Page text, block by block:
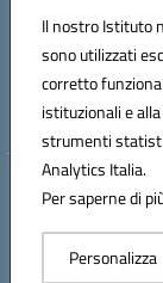
Il nostro Istituto
sono utilizzati
corretto
istituzionali e
strumenti
Analytics Italia.
Per saperne di
Personalizza
Supporto
Microsoft Office